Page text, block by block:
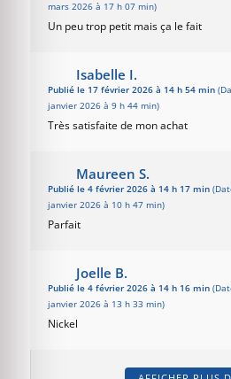
mars 2026 à 17 h 07 min)
Un peu trop petit mais ça le fait
Isabelle I.
Publié le 17 février 2026 à 14 h 54 min
janvier 2026 à 9 h 44 min)
Très satisfaite de mon achat
Maureen S.
Publié le 4 février 2026 à 14 h 17 min
janvier 2026 à 10 h 47 min)
Parfait
Joelle B.
Publié le 4 février 2026 à 14 h 16 min
janvier 2026 à 13 h 33 min)
Nickel